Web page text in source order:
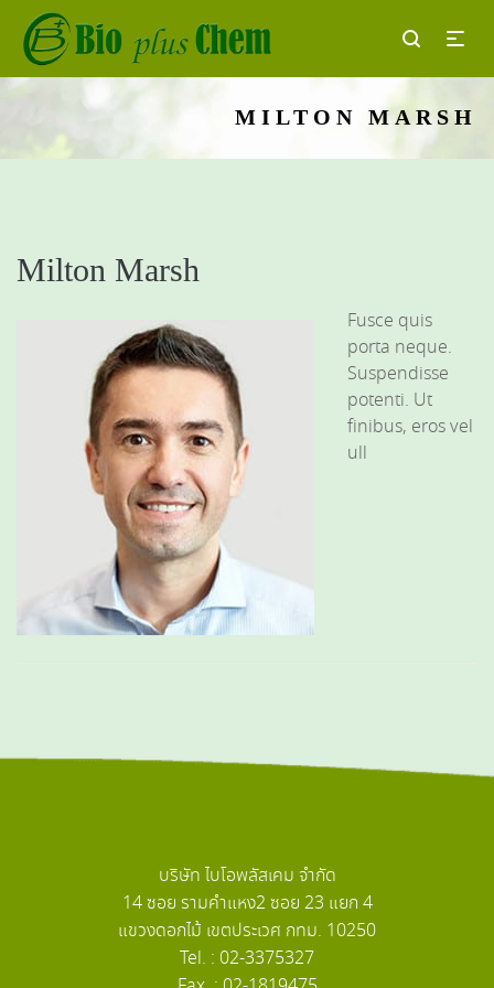
MILTON MARSH
Milton Marsh
Fusce quis
porta neque.
Suspendisse
potenti. Ut
finibus, eros vel
ull
บริษัท ไบโอพลัสเคม จำกัด
14 ซอย รามคำแหง2 ซอย 23 แยก 4
แขวงดอกไม้ เขตประเวศ กทม. 10250
Tel. : 02-3375327